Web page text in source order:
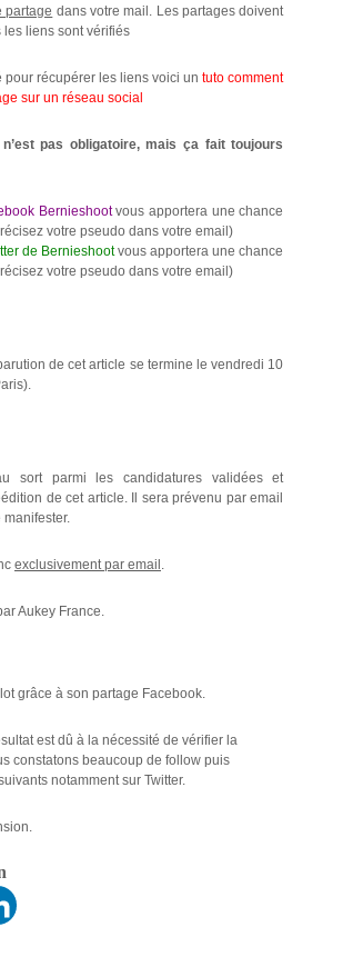
partage dans votre mail. Les partages doivent
les liens sont vérifiés
pour récupérer les liens voici untuto comment
sur un réseau social
pas obligatoire, mais ça fait toujours
Bernieshootvous apportera une chance
votre pseudo dans votre email)
de Bernieshootvous apportera une chance
votre pseudo dans votre email)
de cet article se termine le vendredi 10
sort parmi les candidatures validées et
de cet article. Il sera prévenu par email
exclusivement par email
Aukey France.
grâce à son partage Facebook.
est dû à la nécessité de vérifier la
constatons beaucoup de follow puis
notamment sur Twitter.